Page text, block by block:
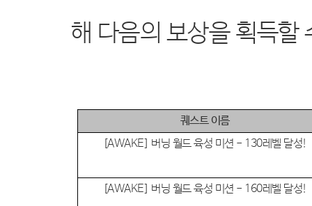
해 다음의 보상을 획득할
퀘스트 이름
[AWAKE] 버닝 월드 육성 미션 - 130레벨 달성!
[AWAKE] 버닝 월드 육성 미션 - 160레벨 달성!